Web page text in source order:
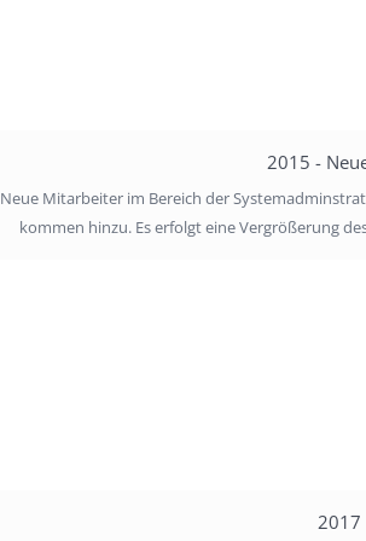
2015 -
Neue Mitarbeiter im Bereich der
kommen hinzu. Es erfolgt eine Vergrößerung
2017